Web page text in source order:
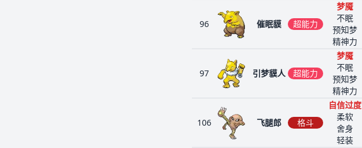
96 催眠貘 超能力
梦魇
不眠
预知梦
精神力
97 引梦貘人 超能力
梦魇
不眠
预知梦
精神力
106 飞腿郎 格斗
自信过度
柔软
舍身
轻装